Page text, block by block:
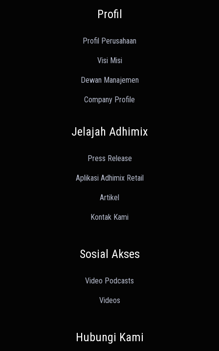
Profil
Profil Perusahaan
Visi Misi
Dewan Manajemen
Company Profile
Jelajah Adhimix
Press Release
Aplikasi Adhimix Retail
Artikel
Kontak Kami
Sosial Akses
Video Podcasts
Videos
Hubungi Kami